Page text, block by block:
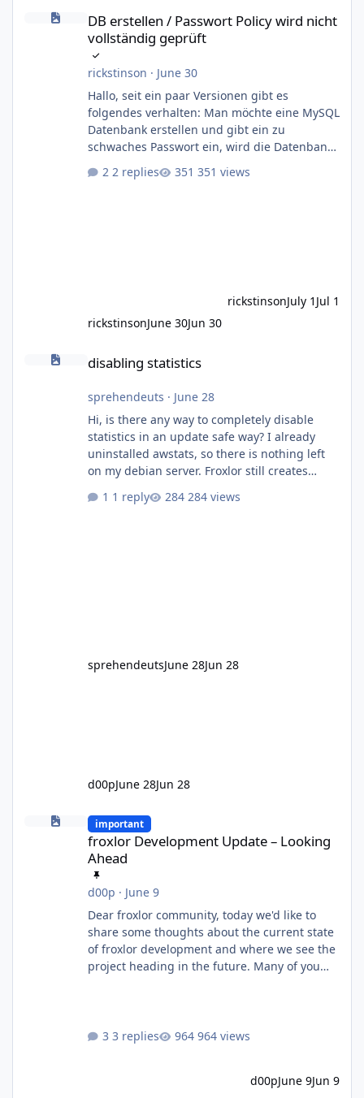
DB erstellen / Passwort Policy wird nicht vollständig geprüft
DB erstellen / Passwort Policy wird nicht
vollständig geprüft
rickstinson · June 30
Hallo, seit ein paar Versionen gibt es
folgendes verhalten: Man möchte eine MySQL
Datenbank erstellen und gibt ein zu
schwaches Passwort ein, wird die Datenbank
lautet die Policy: 8 Zeichen, ein groß- und ein
2 replies 351 views
rickstinsonJune 30Jun 30
rickstinsonJuly 1 Jul 1
disabling statistics
disabling statistics
sprehendeuts · June 28
Hi, is there any way to completely disable
statistics in an update safe way? I already
uninstalled awstats, so there is nothing left
on my debian server. Froxlor still creates
disable statistics.
1 reply 284 views
sprehendeutsJune 28Jun 28
d00pJune 28Jun 28
important
froxlor Development Update – Looking
Ahead
d00p · June 9
Dear froxlor community, today we'd like to
share some thoughts about the current state
of froxlor development and where we see the
project heading in the future. Many of you
over a decade, through countless releases,
always driven us: building something useful
3 replies 964 views
d00pJune 9Jun 9